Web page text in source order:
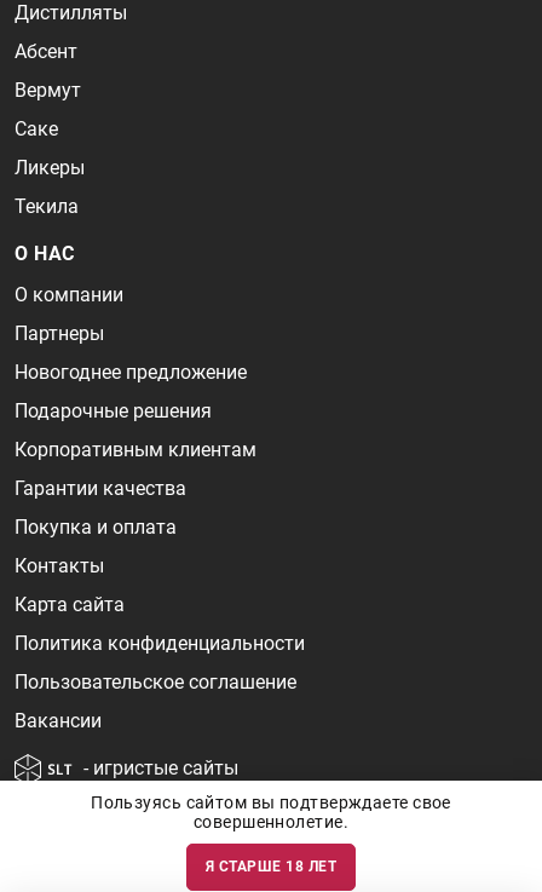
Дистилляты
Абсент
Вермут
Саке
Ликеры
Текила
О НАС
О компании
Партнеры
Новогоднее предложение
Подарочные решения
Корпоративным клиентам
Гарантии качества
Покупка и оплата
Контакты
Карта сайта
Политика конфиденциальности
Пользовательское соглашение
Вакансии
- игристые сайты
Информация о ценах и наличии товаров носит ознакомительный
характер и может быть не точной. Цены на импортные товары особенно
Пользуясь сайтом вы подтверждаете свое
совершеннолетие.
Я СТАРШЕ 18 ЛЕТ